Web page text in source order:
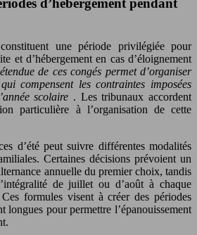
d’hébergement pendant
une période privilégiée pour
et d’hébergement en cas d’éloignement
de ces congés permet d’organiser
compensent les contraintes imposées
scolaire . Les tribunaux accordent
particulière à l’organisation de cette
d’été peut suivre différentes modalités
Certaines décisions prévoient un
annuelle du premier choix, tandis
de juillet ou d’août à chaque
formules visent à créer des périodes
longues pour permettre l’épanouissement